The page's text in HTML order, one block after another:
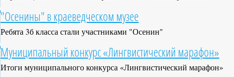
"Осенины" в краеведческом музее
Ребята 3б класса стали участниками "Осенин"
Муниципальный конкурс «Лингвистический марафон»
Итоги муниципального конкурса «Лингвистический марафон»